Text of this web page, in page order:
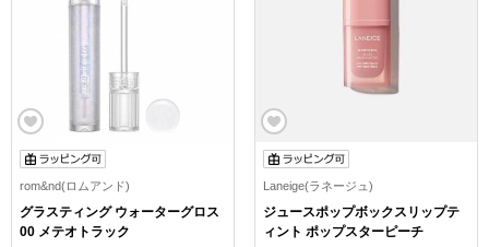
rom&nd(ロムアンド)
グラスティング ウォーターグロス
00 メテオトラック
Laneige(ラネージュ)
ジュースポップボックスリップテ
ィント ポップスターピーチ